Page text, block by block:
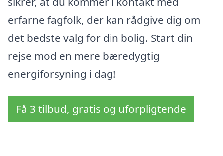
erfarne fagfolk, der kan rådgive dig om
det bedste valg for din bolig. Start din
rejse mod en mere bæredygtig
energiforsyning i dag!
Få 3 tilbud, gratis og uforpligtende